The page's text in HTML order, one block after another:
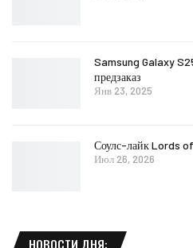
Samsung Galaxy
предзаказ
Янв 23, 2025
Соулс-лайк Lords
Июл 26, 2026
НОВОСТИ ДНЯ: